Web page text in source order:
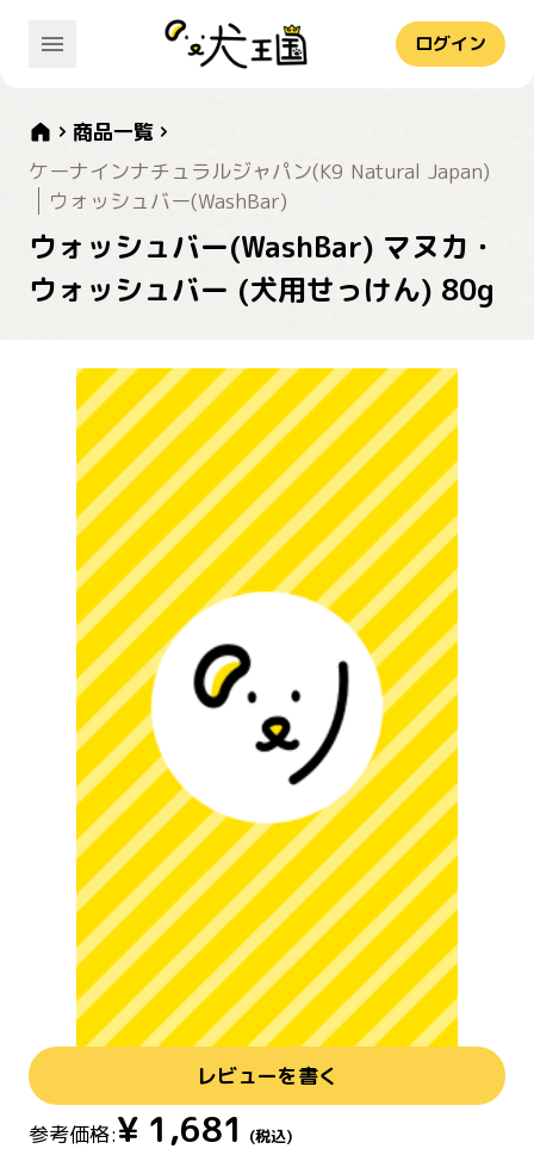
ログイン
商品一覧
ケーナインナチュラルジャパン(K9 Natural Japan)
ウォッシュバー(WashBar)
ウォッシュバー(WashBar) マヌカ・
ウォッシュバー (犬用せっけん) 80g
レビューを書く
参考価格:¥ 1,681 (税込)